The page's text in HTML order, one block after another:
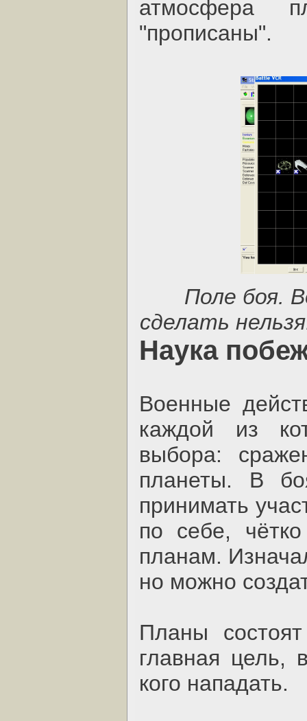
атмосфера
"прописаны".
Поле боя.
сделать
Наука
Военные
каждой из
выбора:
планеты. В
принимать
по себе,
планам.
но можно
Планы
главная цель,
кого нападать.